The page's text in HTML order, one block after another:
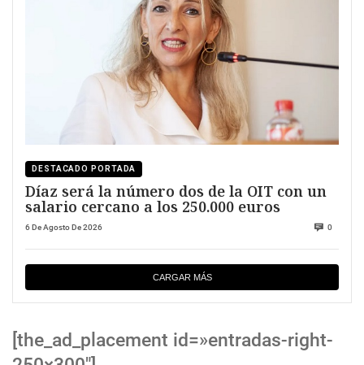
DESTACADO PORTADA
Díaz será la número dos de la OIT con un
salario cercano a los 250.000 euros
6 De Agosto De 2026 0
CARGAR MÁS
[the_ad_placement id=»entradas-right-